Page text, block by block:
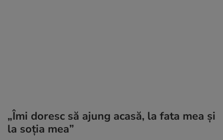
„Îmi doresc să ajung acasă, la fata mea și
la soția mea”